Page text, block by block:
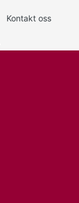
Kontakt oss